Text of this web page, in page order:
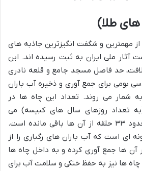
های طلا)
از مهمترین و شگفت انگیزترین جاذبه های
آثار ملی ایران به ثبت رسیده اند. این
حد فاصل مسجد جامع و قلعه نادری
بومی برای جمع آوری و ذخیره آب باران
شمار می روند. تعداد این چاه ها در
۳۶۶ حلقه (به تعداد روزهای سال های کبیسه) می
رسیده، اما امروزه تنها حدود ۳۳ حلقه از آن ها باقی مانده است.
ای است که آب باران های رگباری را از
ها جمع آوری کرده و به داخل چاه ها
ها نیز به حفظ خنکی و سلامت آب برای